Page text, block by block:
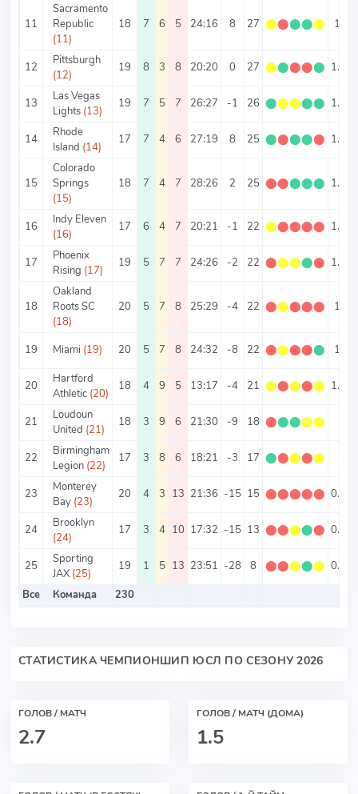
11
Sacramento
Republic
(11)
18 7 6 5 24:16 8 27 ⬤⬤⬤⬤⬤ 1.5
12
Pittsburgh
(12)
19 8 3 8 20:20 0 27 ⬤⬤⬤⬤⬤ 1.42
13
Las Vegas
Lights (13)
19 7 5 7 26:27 -1 26 ⬤⬤⬤⬤⬤ 1.37
14
Rhode
Island (14)
17 7 4 6 27:19 8 25 ⬤⬤⬤⬤⬤ 1.47
15
Colorado
Springs
(15)
18 7 4 7 28:26 2 25 ⬤⬤⬤⬤⬤ 1.39
16
Indy Eleven
(16)
17 6 4 7 20:21 -1 22 ⬤⬤⬤⬤⬤ 1.29
17
Phoenix
Rising (17)
19 5 7 7 24:26 -2 22 ⬤⬤⬤⬤⬤ 1.16
18
Oakland
Roots SC
(18)
20 5 7 8 25:29 -4 22 ⬤⬤⬤⬤⬤ 1.1
19 Miami (19) 20 5 7 8 24:32 -8 22 ⬤⬤⬤⬤⬤ 1.1
20
Hartford
Athletic (20)
18 4 9 5 13:17 -4 21 ⬤⬤⬤⬤⬤ 1.17
21
Loudoun
United (21)
18 3 9 6 21:30 -9 18 ⬤⬤⬤⬤⬤
22
Birmingham
Legion (22)
17 3 8 6 18:21 -3 17 ⬤⬤⬤⬤⬤
23
Monterey
Bay (23)
20 4 3 13 21:36 -15 15 ⬤⬤⬤⬤⬤ 0.75
24
Brooklyn
(24)
17 3 4 10 17:32 -15 13 ⬤⬤⬤⬤⬤ 0.76
25
Sporting
JAX (25)
19 1 5 13 23:51 -28 8 ⬤⬤⬤⬤⬤ 0.42
Все
Команда 230
СТАТИСТИКА ЧЕМПИОНШИП ЮСЛ ПО СЕЗОНУ 2026
ГОЛОВ / МАТЧ
2.7
ГОЛОВ / МАТЧ (ДОМА)
1.5